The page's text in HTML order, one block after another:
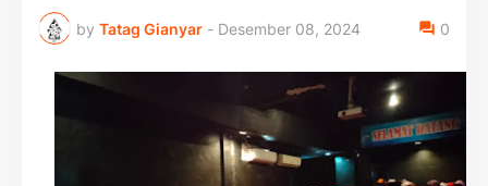
by Tatag Gianyar - Desember 08, 2024 0